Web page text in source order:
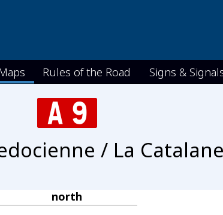
Rules of the Road Signs &
/ La Catalane
north